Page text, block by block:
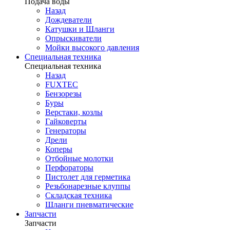
Назад
Дождеватели
Катушки и Шланги
Опрыскиватели
Мойки высокого давления
Специальная техника
Специальная техника
Назад
FUXTEC
Бензорезы
Буры
Верстаки, козлы
Гайковерты
Генераторы
Дрели
Коперы
Отбойные молотки
Перфораторы
Пистолет для герметика
Резьбонарезные клуппы
Складская техника
Шланги пневматические
Запчасти
Запчасти